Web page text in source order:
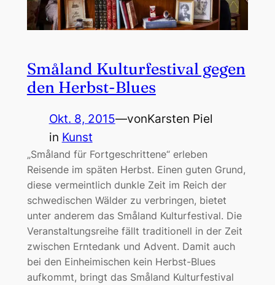
Småland Kulturfestival gegen
den Herbst-Blues
Okt. 8, 2015—vonKarsten Piel
in Kunst
„Småland für Fortgeschrittene“ erleben
Reisende im späten Herbst. Einen guten Grund,
diese vermeintlich dunkle Zeit im Reich der
schwedischen Wälder zu verbringen, bietet
unter anderem das Småland Kulturfestival. Die
Veranstaltungsreihe fällt traditionell in der Zeit
zwischen Erntedank und Advent. Damit auch
bei den Einheimischen kein Herbst-Blues
aufkommt, bringt das Småland Kulturfestival